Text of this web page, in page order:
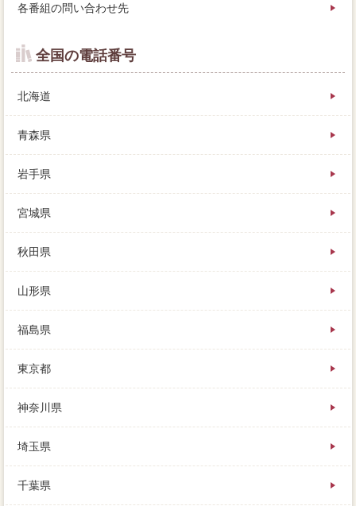
各番組の問い合わせ先
全国の電話番号
北海道
青森県
岩手県
宮城県
秋田県
山形県
福島県
東京都
神奈川県
埼玉県
千葉県